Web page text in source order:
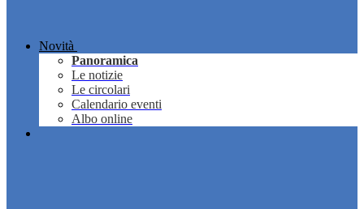
Novità
Panoramica
Le notizie
Le circolari
Calendario eventi
Albo online